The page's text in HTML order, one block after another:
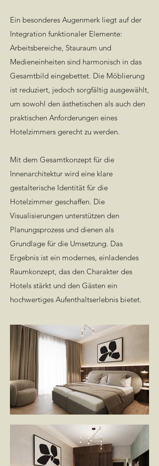
Ein besonderes Augenmerk liegt auf der
Integration funktionaler Elemente:
Arbeitsbereiche, Stauraum und
Medieneinheiten sind harmonisch in das
Gesamtbild eingebettet. Die Möblierung
ist reduziert, jedoch sorgfältig ausgewählt,
um sowohl den ästhetischen als auch den
praktischen Anforderungen eines
Hotelzimmers gerecht zu werden.
Mit dem Gesamtkonzept für die
Innenarchitektur wird eine klare
gestalterische Identität für die
Hotelzimmer geschaffen. Die
Visualisierungen unterstützen den
Planungsprozess und dienen als
Grundlage für die Umsetzung. Das
Ergebnis ist ein modernes, einladendes
Raumkonzept, das den Charakter des
Hotels stärkt und den Gästen ein
hochwertiges Aufenthaltserlebnis bietet.